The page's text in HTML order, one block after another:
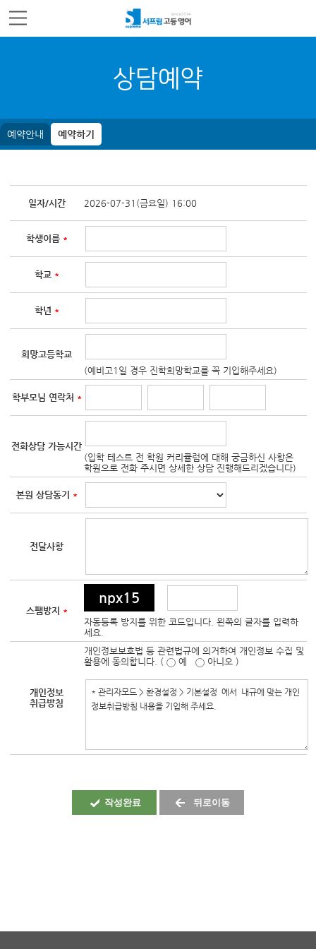
상담예약
예약안내 예약하기
일자/시간 2026-07-31(금요일) 16:00
학생이름 *
학교 *
학년 *
희망고등학교
(예비고1일 경우 진학희망학교를 꼭 기입해주세요)
학부모님 연락처 *
전화상담 가능시간
(입학 테스트 전 학원 커리큘럼에 대해 궁금하신 사항은
학원으로 전화 주시면 상세한 상담 진행해드리겠습니다)
본원 상담동기 *
전달사항
스팸방지 *
npx15
자동등록 방지를 위한 코드입니다. 왼쪽의 글자를 입력하
세요.
개인정보
취급방침
개인정보보호법 등 관련법규에 의거하여 개인정보 수집 및
활용에 동의합니다. (
예 아니오 )
작성완료 뒤로이동